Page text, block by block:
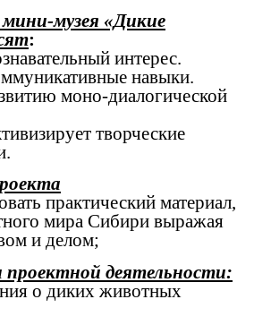
музея «Дикие
:
интерес.
навыки.
моно-диалогической
творческие
практический материал,
мира Сибири выражая
и делом;
проектной деятельности:
о диких животных